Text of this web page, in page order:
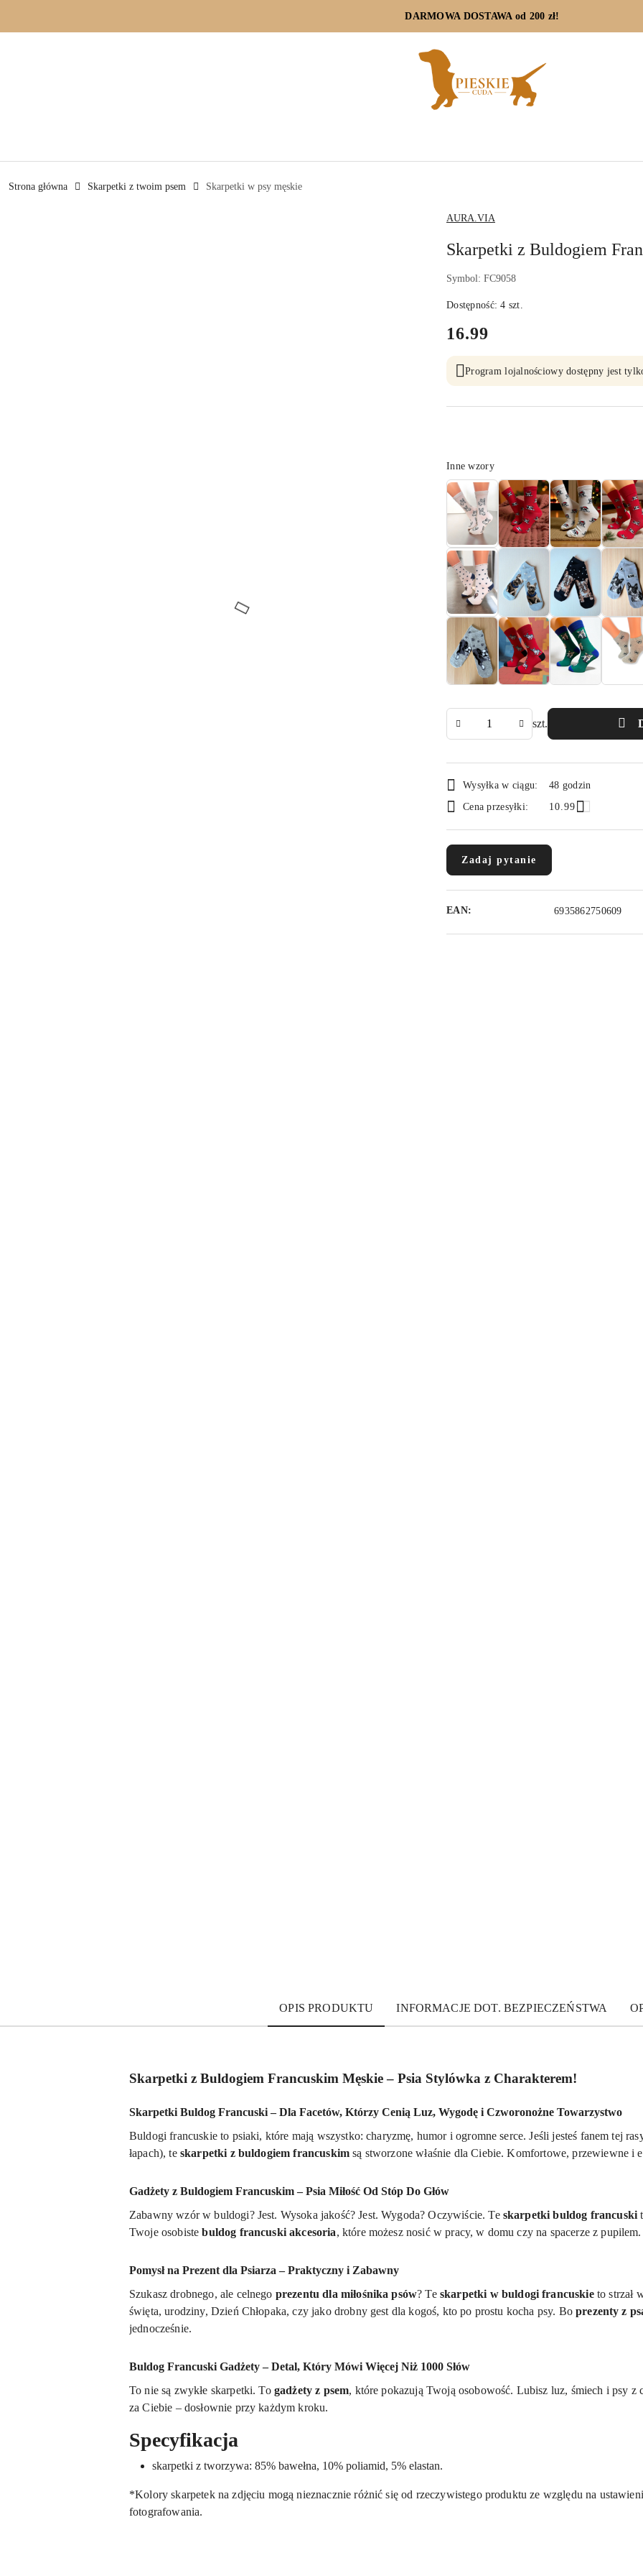
DARMOWA DOSTAWA od 200 zł!
Strona główna Skarpetki z twoim psem Skarpetki w psy męskie
NAZWA
PRODUCENTA:
AURA.VIA
Skarpetki z Buldogiem
Symbol: FC9058
Dostępność:4 szt.
cena:
16.99
Program lojalnościowy dostępny jest
Wariant
Inne wzory
szt.
Dostępność
i
Wysyłka w ciągu:
48 godzin
Cena przesyłki:
10.99
Zadaj pytanie
EAN: 6935862750609
OPIS PRODUKTU INFORMACJE DOT. BEZPIECZEŃSTWA
Skarpetki z Buldogiem Francuskim Męskie – Psia Stylówka z Charakterem!
Skarpetki Buldog Francuski – Dla Facetów, Którzy Cenią Luz, Wygodę i Czworonożne Towarzystwo
Buldogi francuskie to psiaki, które mają wszystko: charyzmę, humor i ogromne serce. Jeśli jesteś fanem tej
łapach), te skarpetki z buldogiem francuskim są stworzone właśnie dla Ciebie. Komfortowe, przewiewne i
Gadżety z Buldogiem Francuskim – Psia Miłość Od Stóp Do Głów
Zabawny wzór w buldogi? Jest. Wysoka jakość? Jest. Wygoda? Oczywiście. Te skarpetki buldog francuski
Twoje osobistebuldog francuski akcesoria, które możesz nosić w pracy, w domu czy na spacerze z pupilem.
Pomysł na Prezent dla Psiarza – Praktyczny i Zabawny
Szukasz drobnego, ale celnego prezentu dla miłośnika psów? Te skarpetki w buldogi francuskieto strzał
święta, urodziny, Dzień Chłopaka, czy jako drobny gest dla kogoś, kto po prostu kocha psy. Boprezenty z
jednocześnie.
Buldog Francuski Gadżety – Detal, Który Mówi Więcej Niż 1000 Słów
To nie są zwykłe skarpetki. To gadżety z psem, które pokazują Twoją osobowość. Lubisz luz, śmiech i psy z
za Ciebie – dosłownie przy każdym kroku.
Specyfikacja
skarpetki z tworzywa: 85% bawełna, 10% poliamid, 5% elastan.
*Kolory skarpetek na zdjęciu mogą nieznacznie różnić się od rzeczywistego produktu ze względu na
fotografowania.